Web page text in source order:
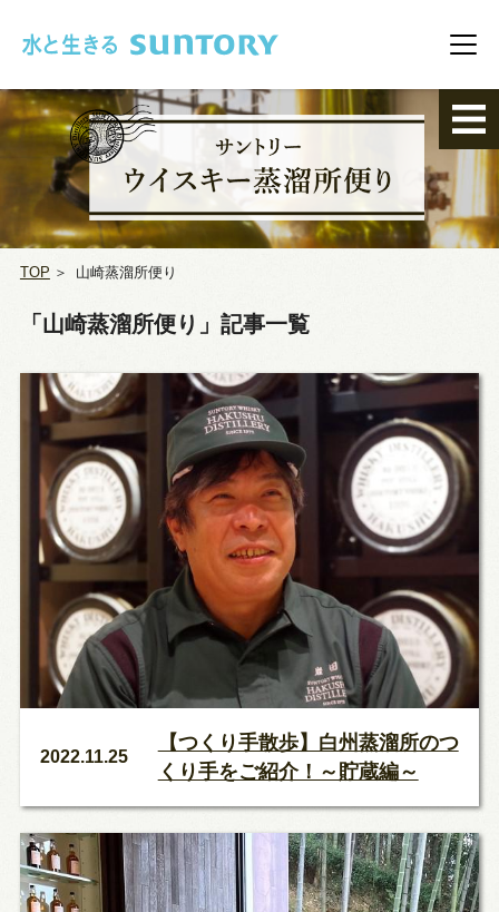
メ
TOP ＞ 山崎蒸溜所便り
「山崎蒸溜所便り」記事一覧
2022.11.25
【つくり手散歩】白州蒸溜所のつ
くり手をご紹介！～貯蔵編～